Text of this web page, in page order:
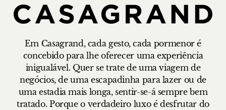
Em Casagrand, cada gesto, cada pormenor é
concebido para lhe oferecer uma experiência
inigualável. Quer se trate de uma viagem de
negócios, de uma escapadinha para lazer ou de
uma estadia mais longa, sentir-se-á sempre bem
tratado. Porque o verdadeiro luxo é desfrutar do